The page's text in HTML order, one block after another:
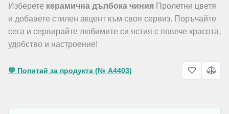
Изберете керамична дълбока чиния Пролетни цветя
и добавете стилен акцент към своя сервиз. Поръчайте
сега и сервирайте любимите си ястия с повече красота,
удобство и настроение!
💬 Попитай за продукта (№ A4403)